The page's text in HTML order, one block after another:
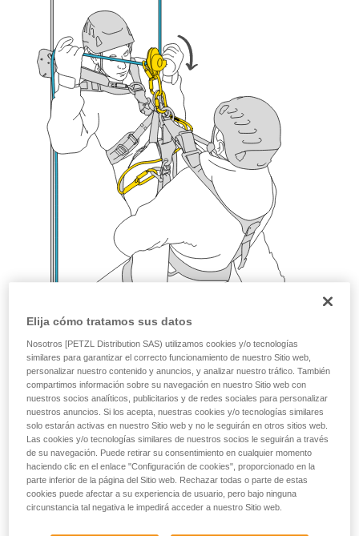
Elija cómo tratamos sus datos
Nosotros [PETZL Distribution SAS) utilizamos cookies y/o tecnologías
similares para garantizar el correcto funcionamiento de nuestro Sitio web,
personalizar nuestro contenido y anuncios, y analizar nuestro tráfico. También
compartimos información sobre su navegación en nuestro Sitio web con
nuestros socios analíticos, publicitarios y de redes sociales para personalizar
nuestros anuncios. Si los acepta, nuestras cookies y/o tecnologías similares
solo estarán activas en nuestro Sitio web y no le seguirán en otros sitios web.
Las cookies y/o tecnologías similares de nuestros socios le seguirán a través
de su navegación. Puede retirar su consentimiento en cualquier momento
haciendo clic en el enlace "Configuración de cookies", proporcionado en la
parte inferior de la página del Sitio web. Rechazar todas o parte de estas
cookies puede afectar a su experiencia de usuario, pero bajo ninguna
circunstancia tal negativa le impedirá acceder a nuestro Sitio web.